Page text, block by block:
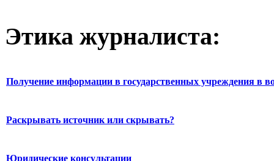
Этика журналиста:
Получение информации в государственных учреждения в
Раскрывать источник или скрывать?
Юридические консультации